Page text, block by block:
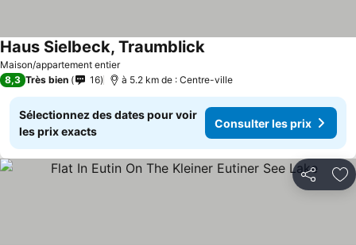
Maison/appartement entier
Haus Sielbeck, Traumblick
8,3 Très bien 16 à 5.2 km de : Centre-ville
Sélectionnez des dates pour voir
les prix exacts
Consulter les prix
Partager